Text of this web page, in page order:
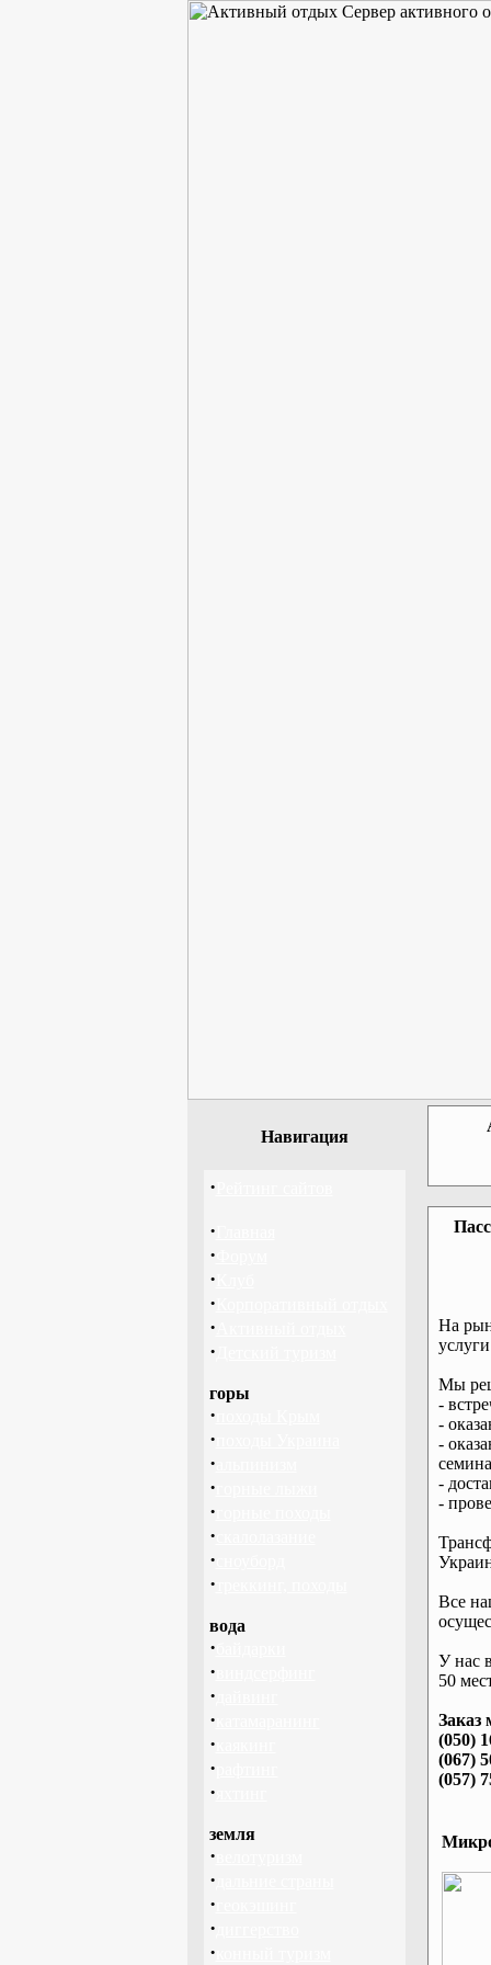
Навигация
·
·
·
·
·
·
·
горы
·
·
·
·
·
·
·
·
вода
·
·
·
·
·
·
·
земля
·
·
·
·
·
На
Мы
-
-
-
-
-
Все
У нас
50
Заказ
(050)
(067)
(057)